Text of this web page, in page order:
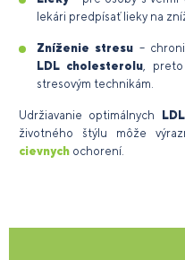
lekári predpísať lieky na
Zníženie stresu –
LDL cholesterolu, preto
stresovým technikám.
Udržiavanie optimálnych
životného štýlu môže
cievnych ochorení.